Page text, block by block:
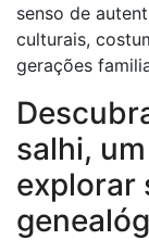
senso de
culturais,
gerações
salhi,
explorar